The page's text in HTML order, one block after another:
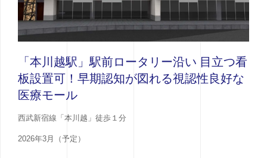
「本川越駅」駅前ロータリー沿い 目立つ看
板設置可！早期認知が図れる視認性良好な
医療モール
西武新宿線「本川越」徒歩１分
2026年3月（予定）